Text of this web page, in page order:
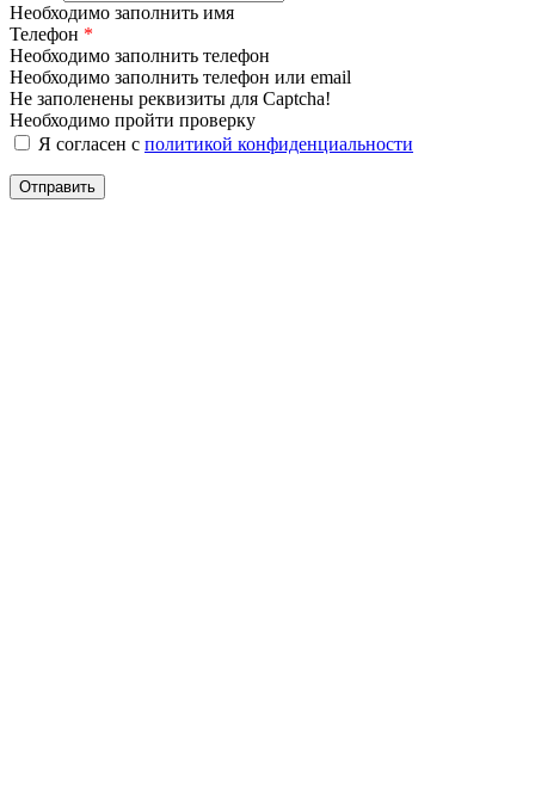
Необходимо заполнить имя
Телефон *
Необходимо заполнить телефон
Необходимо заполнить телефон или email
Не заполенены реквизиты для Captcha!
Необходимо пройти проверку
Я согласен с политикой конфиденциальности
Отправить